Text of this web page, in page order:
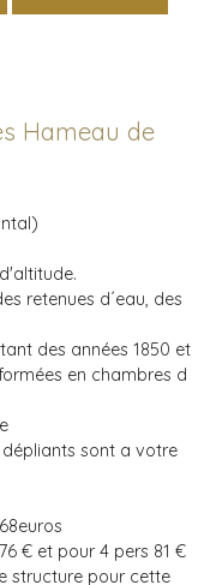
Hameau de
retenues d´eau, des
des années 1850 et
en chambres d
dépliants sont a votre
€ et pour 4 pers 81 €
structure pour cette